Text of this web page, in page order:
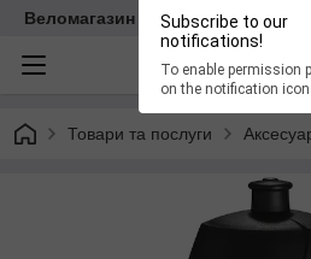
Subscribe to our
notifications!
To enable permission
on the notification icon
Веломагазин EasyBike
Товари та послуги